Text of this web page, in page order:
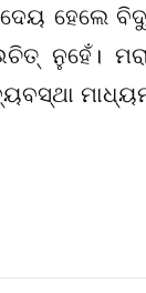
ହେଲେ
ନୁହେଁ।